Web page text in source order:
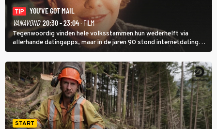
TIP
YOU'VE GOT MAIL
VANAVOND 20:30 - 23:04· FILM
Tegenwoordig vinden hele volksstammen hun wederhelft via
allerhande datingapps, maar in de jaren 90 stond internetdating
nog in de kinderschoenen. In de film You've Got Mail zie je dat
terug.
START